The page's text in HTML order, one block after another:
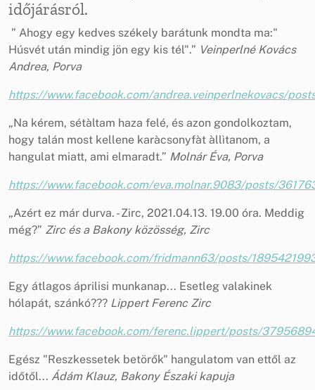
időjárásról.
” Ahogy egy kedves székely barátunk mondta ma:"
Húsvét után mindig jön egy kis tél".” Veinperlné Kovács
Andrea, Porva
https://www.facebook.com/andrea.veinperlnekovacs/
„Na kérem, sétàltam haza felé, és azon gondolkoztam,
hogy talán most kellene karàcsonyfàt àllìtanom, a
hangulat miatt, ami elmaradt.” Molnár Éva, Porva
https://www.facebook.com/eva.molnar.9083/posts/
„Azért ez már durva. - Zirc, 2021.04.13. 19.00 óra. Meddig
még?” Zirc és a Bakony közösség, Zirc
https://www.facebook.com/fridmann63/posts/
Egy átlagos áprilisi munkanap... Esetleg valakinek
hólapát, szánkó??? Lippert Ferenc Zirc
https://www.facebook.com/ferenc.lippert/posts/
Egész "Reszkessetek betörők" hangulatom van ettől az
időtől... Ádám Klauz, Bakony Északi kapuja